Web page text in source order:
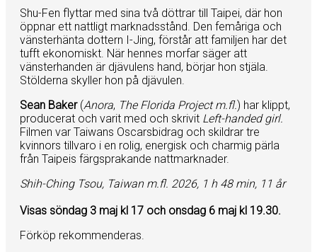
​Shu-Fen flyttar med sina två döttrar till Taipei, där hon
öppnar ett nattligt marknadsstånd. Den femåriga och
vänsterhänta dottern I-Jing, förstår att familjen har det
tufft ekonomiskt. När hennes morfar säger att
vänsterhanden är djävulens hand, börjar hon stjäla.
Stölderna skyller hon på djävulen.
Sean Baker (Anora, The Florida Projectm.fl.) har klippt,
producerat och varit med och skrivit Left-handed girl.
Filmen var Taiwans Oscarsbidrag och skildrar tre
kvinnors tillvaro i en rolig, energisk och charmig pärla
från Taipeis färgsprakande nattmarknader.
Shih-Ching Tsou, Taiwan m.fl. 2026, 1 h 48 min, 11 år
Visas söndag 3 maj kl 17 och onsdag 6 maj kl 19.30.
Förköp rekommenderas.